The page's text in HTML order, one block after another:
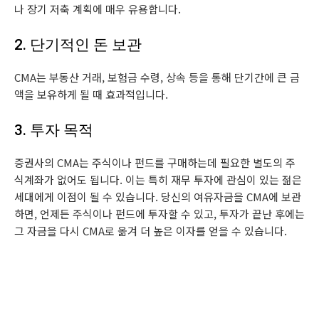
나 장기 저축 계획에 매우 유용합니다.
2. 단기적인 돈 보관
CMA는 부동산 거래, 보험금 수령, 상속 등을 통해 단기간에 큰 금
액을 보유하게 될 때 효과적입니다.
3. 투자 목적
증권사의 CMA는 주식이나 펀드를 구매하는데 필요한 별도의 주
식계좌가 없어도 됩니다. 이는 특히 재무 투자에 관심이 있는 젊은
세대에게 이점이 될 수 있습니다. 당신의 여유자금을 CMA에 보관
하면, 언제든 주식이나 펀드에 투자할 수 있고, 투자가 끝난 후에는
그 자금을 다시 CMA로 옮겨 더 높은 이자를 얻을 수 있습니다.